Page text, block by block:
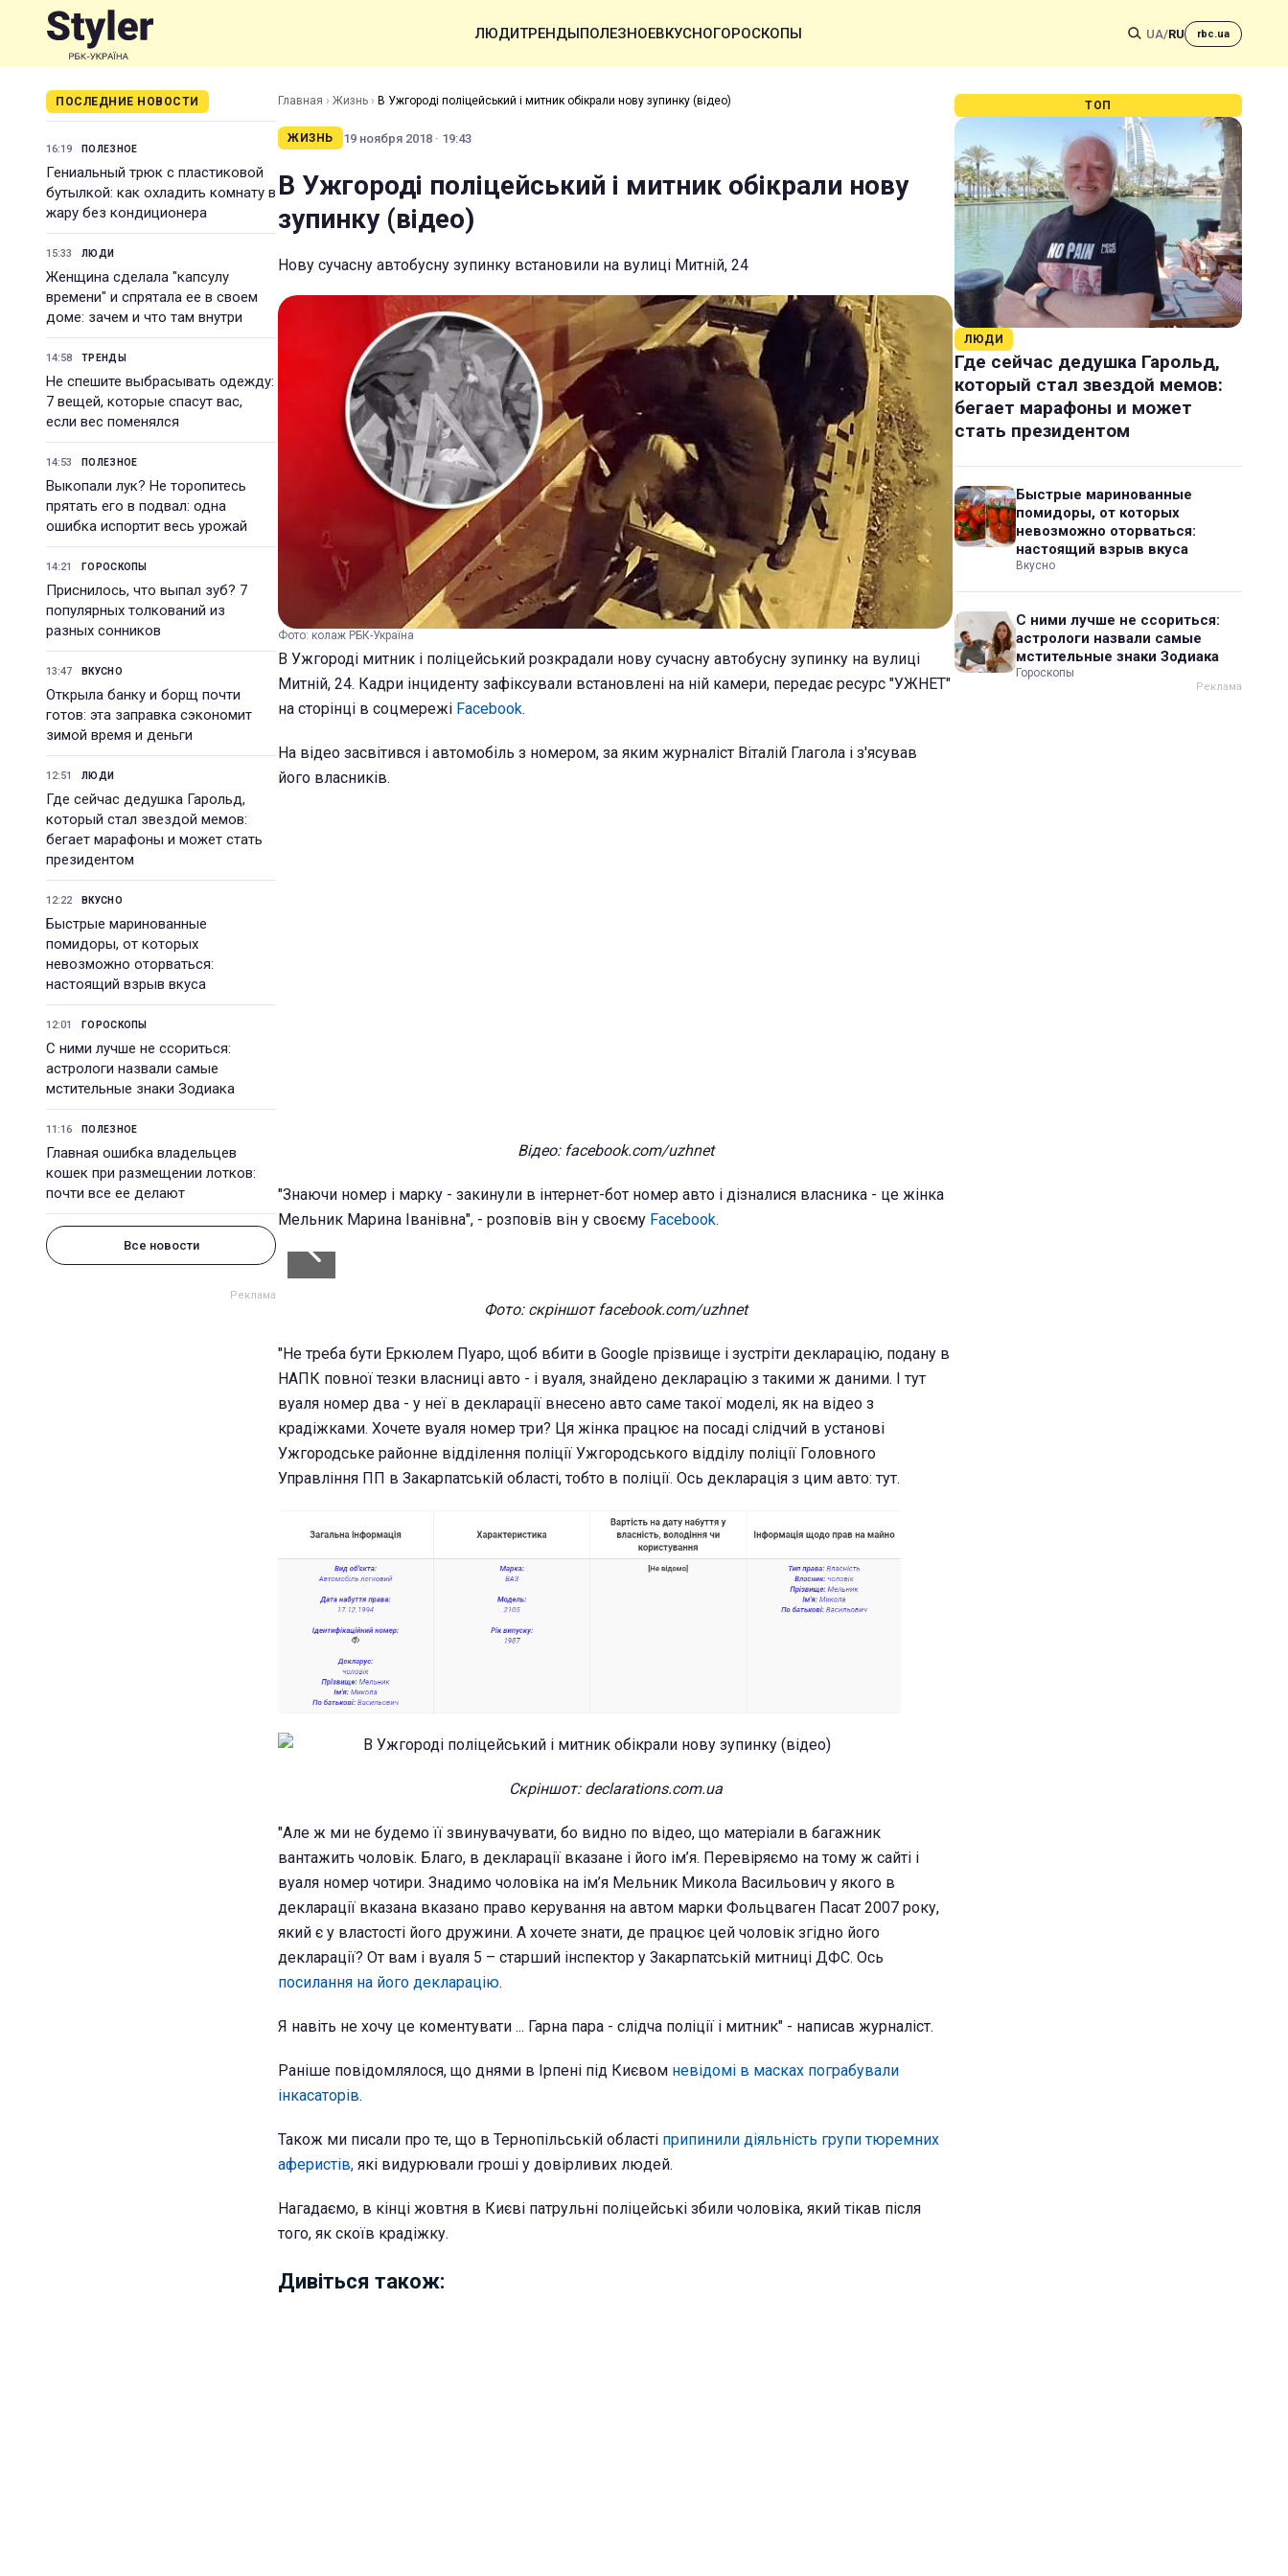
ЛЮДИТРЕНДЫПОЛЕЗНОЕВКУСНОГОРОСКОПЫ UA/RU rbc.ua
ПОСЛЕДНИЕ НОВОСТИ
16:19 ПОЛЕЗНОЕ
Гениальный трюк с пластиковой
бутылкой: как охладить комнату в
жару без кондиционера
15:33 ЛЮДИ
Женщина сделала "капсулу
времени" и спрятала ее в своем
доме: зачем и что там внутри
14:58 ТРЕНДЫ
Не спешите выбрасывать одежду:
7 вещей, которые спасут вас,
если вес поменялся
14:53 ПОЛЕЗНОЕ
Выкопали лук? Не торопитесь
прятать его в подвал: одна
ошибка испортит весь урожай
14:21 ГОРОСКОПЫ
Приснилось, что выпал зуб? 7
популярных толкований из
разных сонников
13:47 ВКУСНО
Открыла банку и борщ почти
готов: эта заправка сэкономит
зимой время и деньги
12:51 ЛЮДИ
Где сейчас дедушка Гарольд,
который стал звездой мемов:
бегает марафоны и может стать
президентом
12:22 ВКУСНО
Быстрые маринованные
помидоры, от которых
невозможно оторваться:
настоящий взрыв вкуса
12:01 ГОРОСКОПЫ
С ними лучше не ссориться:
астрологи назвали самые
мстительные знаки Зодиака
11:16 ПОЛЕЗНОЕ
Главная ошибка владельцев
кошек при размещении лотков:
почти все ее делают
Все новости
Главная › Жизнь › В Ужгороді поліцейський і митник обікрали нову зупинку (відео)
ЖИЗНЬ 19 ноября 2018 · 19:43
В Ужгороді поліцейський і митник обікрали нову
зупинку (відео)
Нову сучасну автобусну зупинку встановили на вулиці Митній, 24
Фото: колаж РБК-Україна
В Ужгороді митник і поліцейський розкрадали нову сучасну автобусну зупинку на вулиці
Митній, 24. Кадри інциденту зафіксували встановлені на ній камери, передає ресурс "УЖНЕТ"
на сторінці в соцмережі Facebook.
На відео засвітився і автомобіль з номером, за яким журналіст Віталій Глагола і з'ясував
його власників.
Відео: facebook.com/uzhnet
"Знаючи номер і марку - закинули в інтернет-бот номер авто і дізналися власника - це жінка
Мельник Марина Іванівна", - розповів він у своєму Facebook.
Фото: скріншот facebook.com/uzhnet
"Не треба бути Еркюлем Пуаро, щоб вбити в Google прізвище і зустріти декларацію, подану в
НАПК повної тезки власниці авто - і вуаля, знайдено декларацію з такими ж даними. І тут
вуаля номер два - у неї в декларації внесено авто саме такої моделі, як на відео з
крадіжками. Хочете вуаля номер три? Ця жінка працює на посаді слідчий в установі
Ужгородське районне відділення поліції Ужгородського відділу поліції Головного
Управління ПП в Закарпатській області, тобто в поліції. Ось декларація з цим авто: тут.
Скріншот: declarations.com.ua
"Але ж ми не будемо її звинувачувати, бо видно по відео, що матеріали в багажник
вантажить чоловік. Благо, в декларації вказане і його ім’я. Перевіряємо на тому ж сайті і
вуаля номер чотири. Знадимо чоловіка на ім’я Мельник Микола Васильович у якого в
декларації вказана вказано право керування на автом марки Фольцваген Пасат 2007 року,
який є у властості його дружини. А хочете знати, де працює цей чоловік згідно його
декларації? От вам і вуаля 5 – старший інспектор у Закарпатській митниці ДФС. Ось
посилання на його декларацію.
Я навіть не хочу це коментувати ... Гарна пара - слідча поліції і митник" - написав журналіст.
Раніше повідомлялося, що днями в Ірпені під Києвом невідомі в масках пограбували
інкасаторів.
Також ми писали про те, що в Тернопільській області припинили діяльність групи тюремних
аферистів, які видурювали гроші у довірливих людей.
Нагадаємо, в кінці жовтня в Києві патрульні поліцейські збили чоловіка, який тікав після
того, як скоїв крадіжку.
Дивіться також:
ТОП
ЛЮДИ
Где сейчас дедушка Гарольд,
который стал звездой мемов:
бегает марафоны и может
стать президентом
Быстрые маринованные
помидоры, от которых
невозможно оторваться:
настоящий взрыв вкуса
Вкусно
С ними лучше не ссориться:
астрологи назвали самые
мстительные знаки Зодиака
Гороскопы